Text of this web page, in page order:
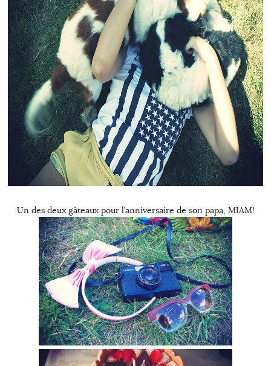
Un des deux gâteaux pour l’anniversaire de son papa, MIAM!